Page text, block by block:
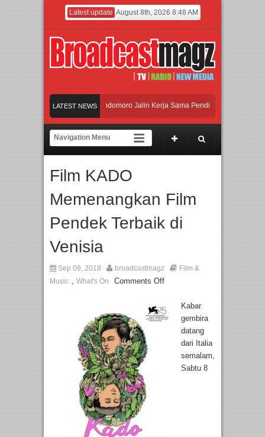
Latest update August 8th, 2026 8:48 AM
LATEST NEWS
dan Universitas Agung Podomoro Jalin Kerja Sama Pendidikan dan Riset untuk
Jakarta dengan Ribuan Mainan dan Produk Bayi dari Seluruh Dunia,
dan Universitas Agung Podomoro Jalin Kerja Sama Pendidikan dan Riset untuk
Film KADO
Memenangkan Film
Pendek Terbaik di
Venisia
Sep 09, 2018 broadcastmagz
Film &
Music , What's On Comments Off
Kabar
gembira
datang
dari Italia
semalam,
Sabtu 8